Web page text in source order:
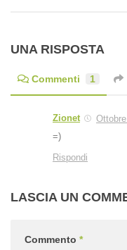
UNA RISPOSTA
Commenti 1
Zionet
=)
Rispondi
LASCIA UN
Commento *